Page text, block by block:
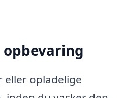
eller opladelige